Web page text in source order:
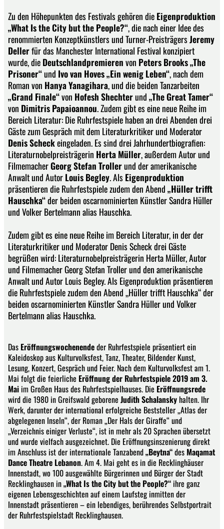
Zu den Höhepunkten des Festivals gehören dieEigenproduktion
„What Is the City but the People?“, die nach einer Idee des
renommierten Konzeptkünstlers und Turner-PreisträgersJeremy
Dellerfür das Manchester International Festival konzipiert
wurde, dieDeutschlandpremierenvon Peters Brooks „The
Prisoner“und Ivo van Hoves „Ein wenig Leben“, nach dem
Roman von Hanya Yanagihara, und die beiden Tanzarbeiten
„Grand Finale“von Hofesh Shechterund„The Great Tamer“
von Dimitris Papaioannou. Zudem gibt es eine neue Reihe im
Bereich Literatur: Die Ruhrfestspiele haben an drei Abenden drei
Gäste zum Gespräch mit dem Literaturkritiker und Moderator
Denis Scheckeingeladen. Es sind drei Jahrhundertbiografien:
Literaturnobelpreisträgerin Herta Müller, außerdem Autor und
FilmemacherGeorg Stefan Trollerund der amerikanische
Anwalt und AutorLouis Begley. Als Eigenproduktion
präsentieren die Ruhrfestspiele zudem den Abend„Hüller trifft
Hauschka“der beiden oscarnominierten Künstler Sandra Hüller
und Volker Bertelmann alias Hauschka.
Zudem gibt es eine neue Reihe im Bereich Literatur, in der der
Literaturkritiker und Moderator Denis Scheck drei Gäste
begrüßen wird: Literaturnobelpreisträgerin Herta Müller, Autor
und Filmemacher Georg Stefan Troller und den amerikanische
Anwalt und Autor Louis Begley. Als Eigenproduktion präsentieren
die Ruhrfestspiele zudem den Abend „Hüller trifft Hauschka“ der
beiden oscarnominierten Künstler Sandra Hüller und Volker
Bertelmann alias Hauschka.
Das Eröffnungswochenendeder Ruhrfestspiele präsentiert ein
Kaleidoskop aus Kulturvolksfest, Tanz, Theater, Bildender Kunst,
Lesung, Konzert, Gespräch und Feier. Nach dem Kulturvolksfest am 1.
Mai folgt die feierliche Eröffnung der Ruhrfestspiele 2019 am 3.
Mai im Großen Haus des Ruhrfestspielhauses. Die Eröffnungsrede
wird die 1980 in Greifswald geborene Judith Schalansky halten. Ihr
Werk, darunter der international erfolgreiche Beststeller „Atlas der
abgelegenen Inseln“, der Roman „Der Hals der Giraffe“ und
„Verzeichnis einiger Verluste“, ist in mehr als 20 Sprachen übersetzt
und wurde vielfach ausgezeichnet. Die Eröffnungsinszenierung direkt
im Anschluss ist der internationale Tanzabend„Beytna“des Maqamat
Dance Theatre Lebanon. Am 4. Mai geht es in die Recklinghäuser
Innenstadt, wo 100 ausgewählte Bürgerinnen und Bürger der Stadt
Recklinghausen in„What Is the City but the People?“ ihre ganz
eigenen Lebensgeschichten auf einem Laufsteg inmitten der
Innenstadt präsentieren – ein lebendiges, berührendes Selbstportrait
der Ruhrfestspielstadt Recklinghausen.